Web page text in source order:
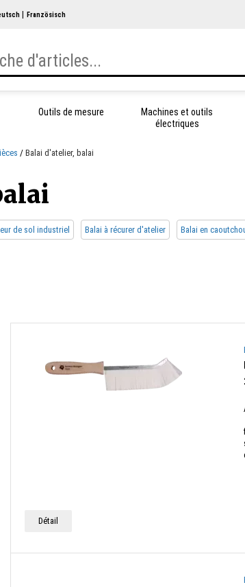
Französisch
Outils de mesure
Machines et outils
électriques
Balai d'atelier, balai
de sol industriel Balai à récurer d'atelier Balai en
Détail